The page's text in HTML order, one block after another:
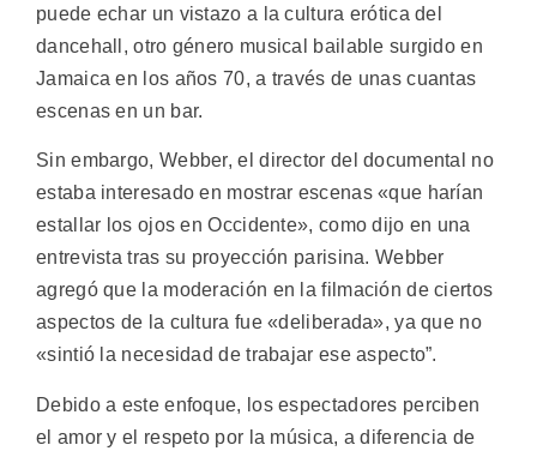
puede echar un vistazo a la cultura erótica del
dancehall, otro género musical bailable surgido en
Jamaica en los años 70, a través de unas cuantas
escenas en un bar.
Sin embargo, Webber, el director del documental no
estaba interesado en mostrar escenas «que harían
estallar los ojos en Occidente», como dijo en una
entrevista tras su proyección parisina. Webber
agregó que la moderación en la filmación de ciertos
aspectos de la cultura fue «deliberada», ya que no
«sintió la necesidad de trabajar ese aspecto”.
Debido a este enfoque, los espectadores perciben
el amor y el respeto por la música, a diferencia de